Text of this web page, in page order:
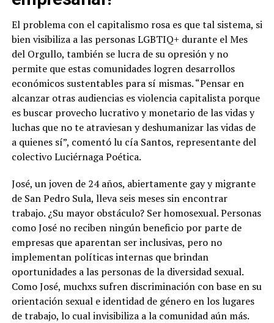
El problema con el capitalismo rosa es que tal sistema, si
bien visibiliza a las personas LGBTIQ+ durante el Mes
del Orgullo, también se lucra de su opresión y no
permite que estas comunidades logren desarrollos
económicos sustentables para sí mismas. “Pensar en
alcanzar otras audiencias es violencia capitalista porque
es buscar provecho lucrativo y monetario de las vidas y
luchas que no te atraviesan y deshumanizar las vidas de
a quienes sí”, comentó lu cía Santos, representante del
colectivo Luciérnaga Poética.
José, un joven de 24 años, abiertamente gay y migrante
de San Pedro Sula, lleva seis meses sin encontrar
trabajo. ¿Su mayor obstáculo? Ser homosexual. Personas
como José no reciben ningún beneficio por parte de
empresas que aparentan ser inclusivas, pero no
implementan políticas internas que brindan
oportunidades a las personas de la diversidad sexual.
Como José, muchxs sufren discriminación con base en su
orientación sexual e identidad de género en los lugares
de trabajo, lo cual invisibiliza a la comunidad aún más.